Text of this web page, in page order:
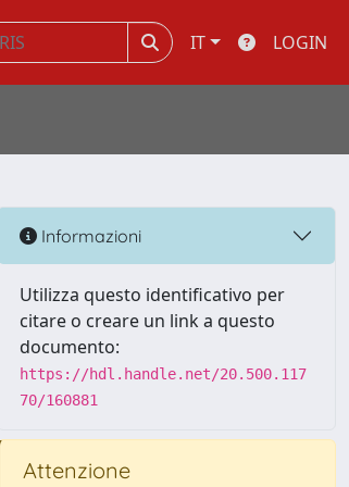
IT LOGIN
Informazioni
Utilizza questo identificativo per
citare o creare un link a questo
documento:
https://hdl.handle.net/20.500.117
70/160881
Attenzione